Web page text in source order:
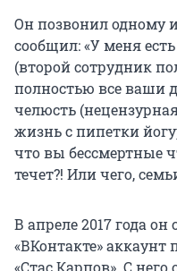
Он позвонил одному
сообщил: «У меня
(второй сотрудник
полностью все ваши
челюсть
жизнь с пипетки
что вы бессмертные
течет?! Или чего,
В апреле 2017 года
«ВКонтакте»
«Стас Карпов». С